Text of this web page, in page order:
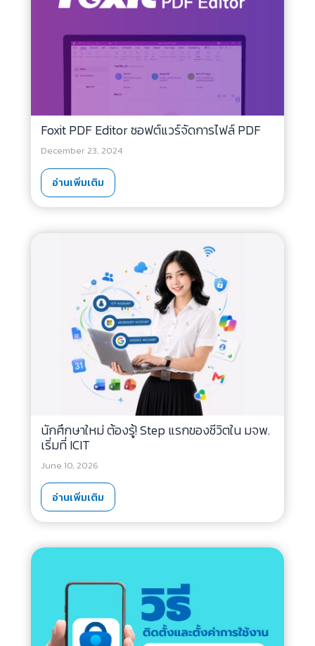
Foxit PDF Editor ซอฟต์แวร์จัดการไฟล์ PDF
December 23, 2024
อ่านเพิ่มเติม
นักศึกษาใหม่ ต้องรู้! Step แรกของชีวิตใน มจพ.
เริ่มที่ ICIT
June 10, 2026
อ่านเพิ่มเติม